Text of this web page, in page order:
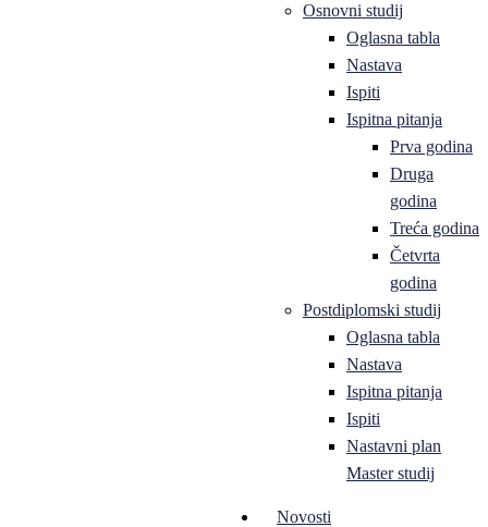
Osnovni studij
Oglasna tabla
Nastava
Ispiti
Ispitna pitanja
Prva godina
Druga
godina
Treća godina
Četvrta
godina
Postdiplomski studij
Oglasna tabla
Nastava
Ispitna pitanja
Ispiti
Nastavni plan
Master studij
Novosti